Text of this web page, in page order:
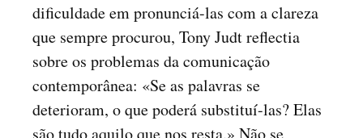
dificuldade em pronunciá-las com a clareza
que sempre procurou, Tony Judt reflectia
sobre os problemas da comunicação
contemporânea: «Se as palavras se
deterioram, o que poderá substituí-las? Elas
são tudo aquilo que nos resta.» Não se